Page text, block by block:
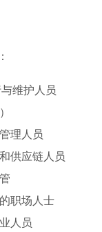
维护人员
理人员
供应链人员
职场人士
人员